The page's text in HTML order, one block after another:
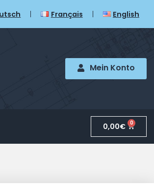
Français English
Mein Konto
0,00€ 0